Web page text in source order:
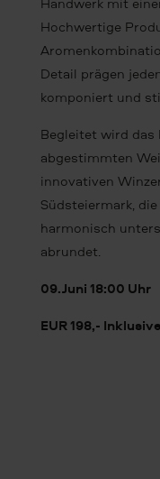
Hochwertige
Detail prägen
komponiert und
Begleitet wird das
abgestimmten
innovativen
Südsteiermark,
harmonisch
abrundet.
09.Juni 18:00 Uhr
EUR 198,-